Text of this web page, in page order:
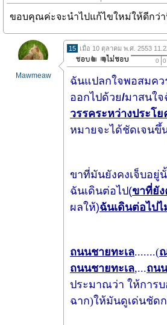
ขอบคุณค่ะจะนำไปแก้ไขใหม่ให้ดีกว่
Mawmeaw
15 เมื่อ 10 ตุลาคม พ.ศ. 2553
0 0
ฉันแปลกใจพอสมคว
ออกไปด้วย/มาสนใจ
วรรคระหว่างประโย
หมายจะได้ชัดเจนขึ้
ขาที่มันยังคงเจ็บอยู่
ฉันเดินต่อไป(ขาที่ยัง
ผลให้)ฉันเดินต่อไปไ
ถนนชายทะเล.......(
ถนนชายทะเล,...ถน
ประมาณว่า ให้การ
ฉาก)ให้มันดูเด่นชัด